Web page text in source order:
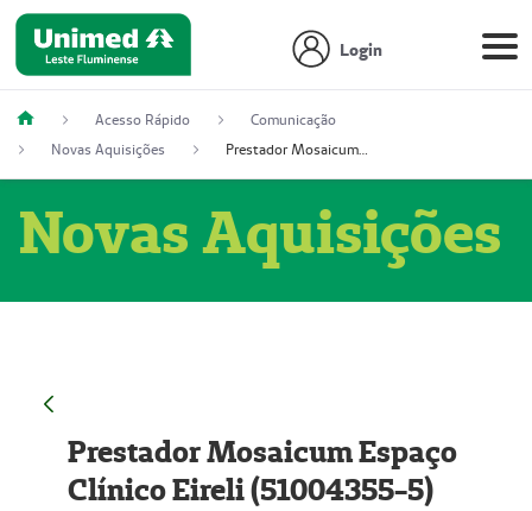
Login
Acesso Rápido
Comunicação
Novas Aquisições
Prestador Mosaicum Espaço Clínico Eireli (51004355-5)
Novas Aquisições
Prestador Mosaicum Espaço
Clínico Eireli (51004355-5)